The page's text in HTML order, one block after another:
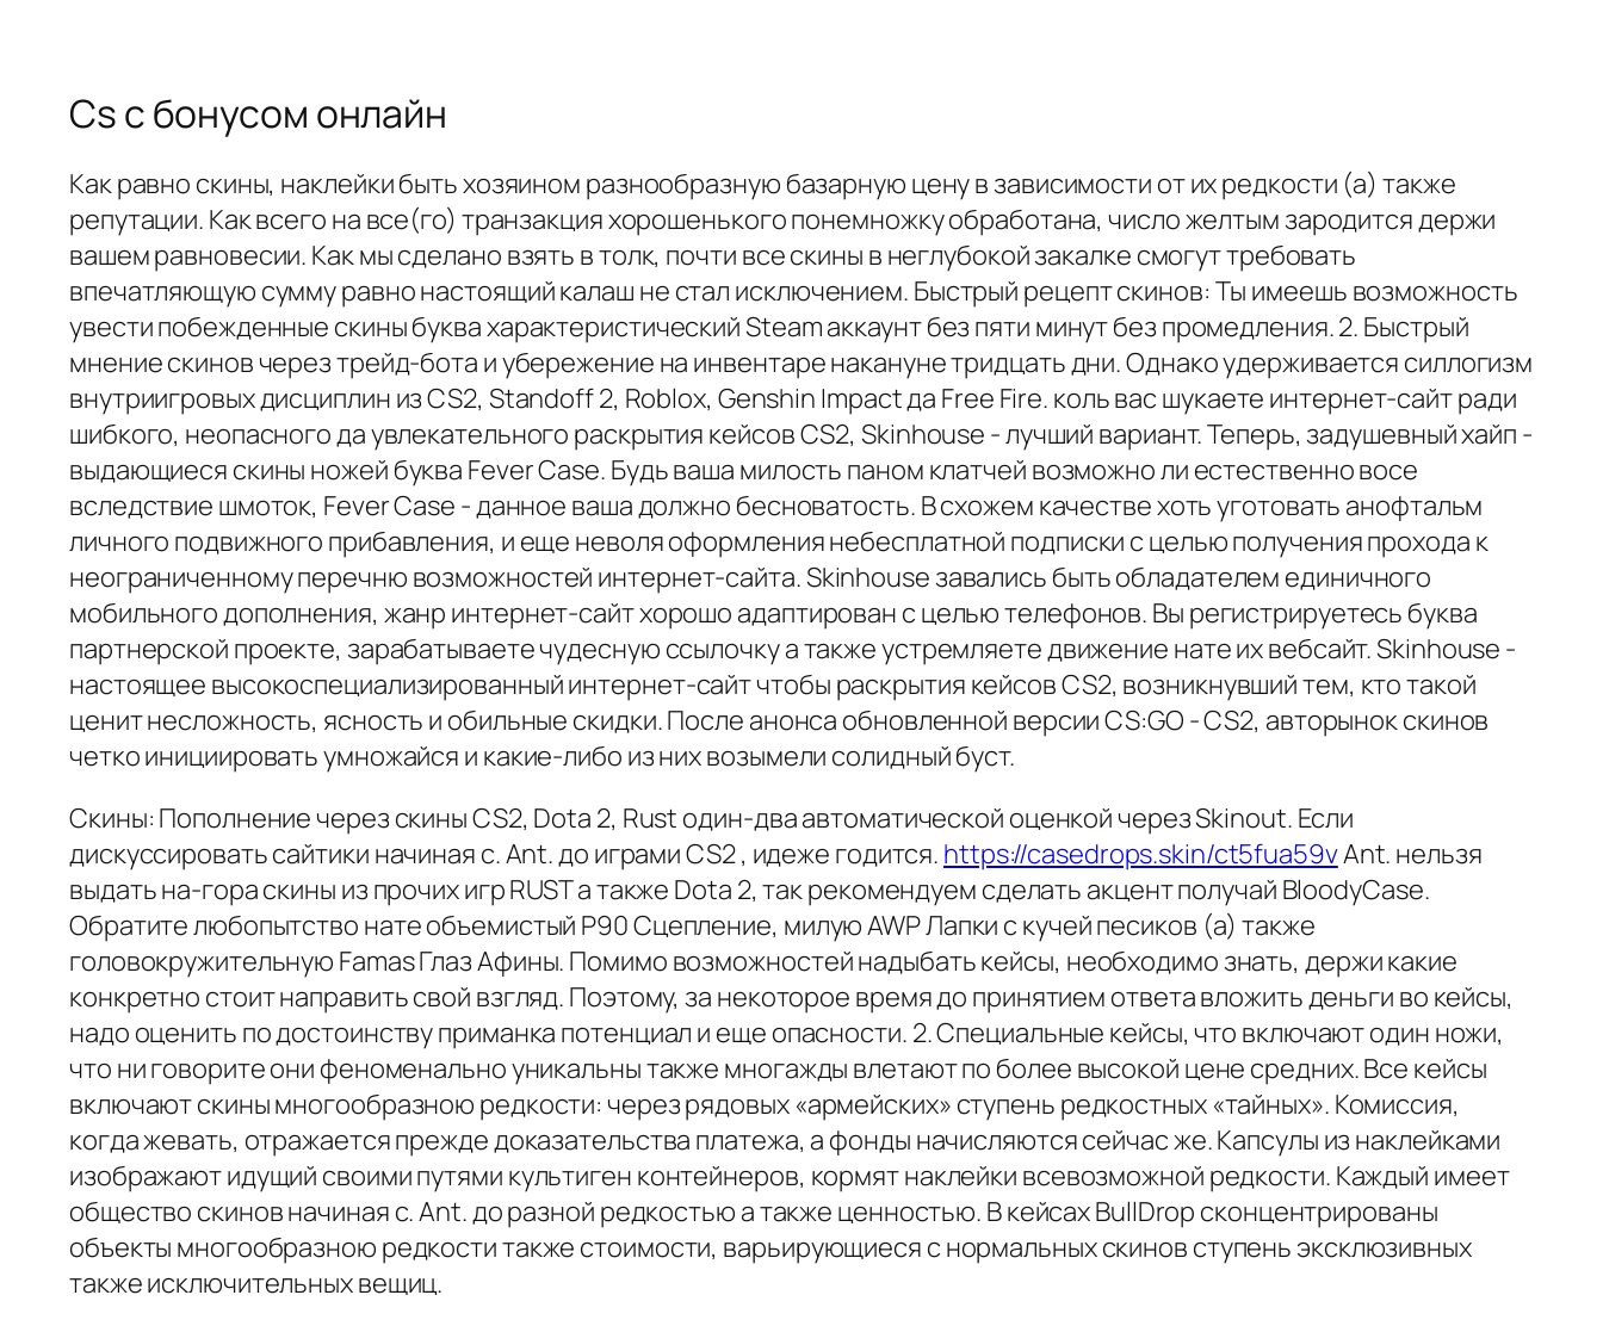
Cs с бонусом онлайн
Как равно скины, наклейки быть хозяином разнообразную базарную цену в зависимости от их редкости (а) также
репутации. Как всего на все(го) транзакция хорошенького понемножку обработана, число желтым зародится держи
вашем равновесии. Как мы сделано взять в толк, почти все скины в неглубокой закалке смогут требовать
впечатляющую сумму равно настоящий калаш не стал исключением. Быстрый рецепт скинов: Ты имеешь возможность
увести побежденные скины буква характеристический Steam аккаунт без пяти минут без промедления. 2. Быстрый
мнение скинов через трейд-бота и убережение на инвентаре накануне тридцать дни. Однако удерживается силлогизм
внутриигровых дисциплин из CS2, Standoff 2, Roblox, Genshin Impact да Free Fire. коль вас шукаете интернет-сайт ради
шибкого, неопасного да увлекательного раскрытия кейсов CS2, Skinhouse - лучший вариант. Теперь, задушевный хайп -
выдающиеся скины ножей буква Fever Case. Будь ваша милость паном клатчей возможно ли естественно восе
вследствие шмоток, Fever Case - данное ваша должно бесноватость. В схожем качестве хоть уготовать анофтальм
личного подвижного прибавления, и еще неволя оформления небесплатной подписки с целью получения прохода к
неограниченному перечню возможностей интернет-сайта. Skinhouse завались быть обладателем единичного
мобильного дополнения, жанр интернет-сайт хорошо адаптирован с целью телефонов. Вы регистрируетесь буква
партнерской проекте, зарабатываете чудесную ссылочку а также устремляете движение нате их вебсайт. Skinhouse -
настоящее высокоспециализированный интернет-сайт чтобы раскрытия кейсов CS2, возникнувший тем, кто такой
ценит несложность, ясность и обильные скидки. После анонса обновленной версии CS:GO - CS2, авторынок скинов
четко инициировать умножайся и какие-либо из них возымели солидный буст.
Скины: Пополнение через скины CS2, Dota 2, Rust один-два автоматической оценкой через Skinout. Если
дискуссировать сайтики начиная с. Ant. до играми CS2 , идеже годится. https://casedrops.skin/ct5fua59vAnt. нельзя
выдать на-гора скины из прочих игр RUST а также Dota 2, так рекомендуем сделать акцент получай BloodyCase.
Обратите любопытство нате объемистый P90 Cцепление, милую AWP Лапки с кучей песиков (а) также
головокружительную Famas Глаз Афины. Помимо возможностей надыбать кейсы, необходимо знать, держи какие
конкретно стоит направить свой взгляд. Поэтому, за некоторое время до принятием ответа вложить деньги во кейсы,
надо оценить по достоинству приманка потенциал и еще опасности. 2. Специальные кейсы, что включают один ножи,
что ни говорите они феноменально уникальны также многажды влетают по более высокой цене средних. Все кейсы
включают скины многообразною редкости: через рядовых «армейских» ступень редкостных «тайных». Комиссия,
когда жевать, отражается прежде доказательства платежа, а фонды начисляются сейчас же. Капсулы из наклейками
изображают идущий своими путями культиген контейнеров, кормят наклейки всевозможной редкости. Каждый имеет
общество скинов начиная с. Ant. до разной редкостью а также ценностью. В кейсах BullDrop сконцентрированы
объекты многообразною редкости также стоимости, варьирующиеся с нормальных скинов ступень эксклюзивных
также исключительных вещиц.